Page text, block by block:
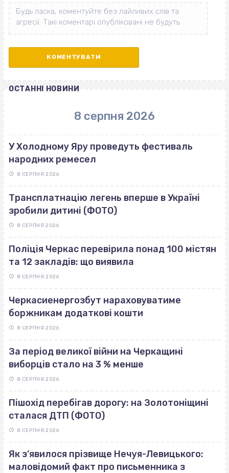
ОСТАННІ НОВИНИ
8 серпня 2026
У Холодному Яру проведуть фестиваль
народних ремесел
8 СЕРПНЯ 2026
Трансплатнацію легень вперше в Україні
зробили дитині (ФОТО)
8 СЕРПНЯ 2026
Поліція Черкас перевірила понад 100 містян
та 12 закладів: що виявила
8 СЕРПНЯ 2026
Черкасиенергозбут нараховуватиме
боржникам додаткові кошти
8 СЕРПНЯ 2026
За період великої війни на Черкащині
виборців стало на 3 % менше
8 СЕРПНЯ 2026
Пішохід перебігав дорогу: на Золотоніщині
сталася ДТП (ФОТО)
8 СЕРПНЯ 2026
Як з’явилося прізвище Нечуя-Левицького:
маловідомий факт про письменника з